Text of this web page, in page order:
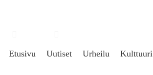
Etusivu Uutiset Urheilu Kulttuuri